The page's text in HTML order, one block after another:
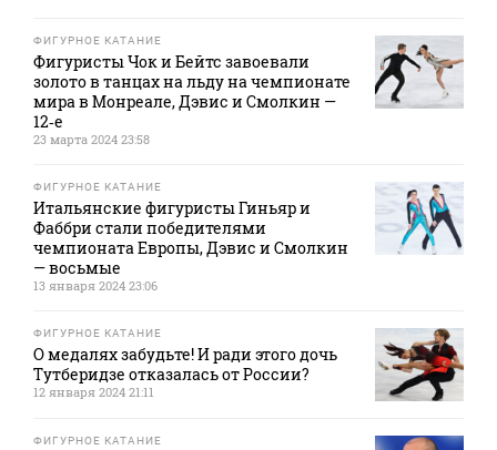
ФИГУРНОЕ КАТАНИЕ
Фигуристы Чок и Бейтс завоевали
золото в танцах на льду на чемпионате
мира в Монреале, Дэвис и Смолкин —
12‑е
23 марта 2024 23:58
ФИГУРНОЕ КАТАНИЕ
Итальянские фигуристы Гиньяр и
Фаббри стали победителями
чемпионата Европы, Дэвис и Смолкин
— восьмые
13 января 2024 23:06
ФИГУРНОЕ КАТАНИЕ
О медалях забудьте! И ради этого дочь
Тутберидзе отказалась от России?
12 января 2024 21:11
ФИГУРНОЕ КАТАНИЕ